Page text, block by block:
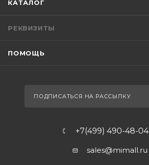
КАТАЛОГ
РЕКВИЗИТЫ
ПОМОЩЬ
ПОДПИСАТЬСЯ НА РАССЫЛКУ
+7(499) 490-48-04
sales@mimall.ru